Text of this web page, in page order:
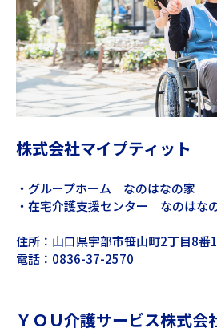
株式会社マイプティット
⁩・グループホーム なのはなの家
・在宅介護支援センター なのはな
住所：山口県宇部市笹山町2丁目8番
電話：0836-37-2570
ＹＯＵ介護サービス株式会